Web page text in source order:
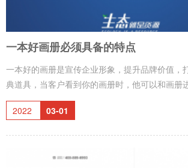
一本好画册必须具备的特点
一本好的画册是宣传企业形象，提升品牌价值，
典道具，当客户看到你的画册时，他可以和画册
新闻、政府、公司员工等都可以通过画册读到自
加产品附加值，好的画册必须具备以下几个特点
2022 03-01